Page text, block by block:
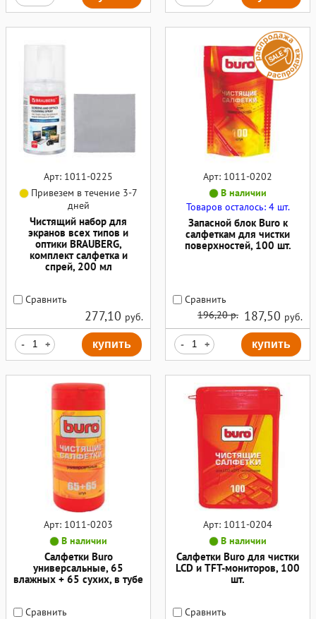
Арт: 1011-0225
Привезем в течение 3-7
дней
Чистящий набор для
экранов всех типов и
оптики BRAUBERG,
комплект салфетка и
спрей, 200 мл
Сравнить
277,10 руб.
- + купить
Арт: 1011-0202
В наличии
Товаров осталось: 4 шт.
Запасной блок Buro к
салфеткам для чистки
поверхностей, 100 шт.
Сравнить
196,20 р. 187,50 руб.
- + купить
Арт: 1011-0203
В наличии
Салфетки Buro
универсальные, 65
влажных + 65 сухих, в тубе
Сравнить
Арт: 1011-0204
В наличии
Салфетки Buro для чистки
LCD и TFT-мониторов, 100
шт.
Сравнить